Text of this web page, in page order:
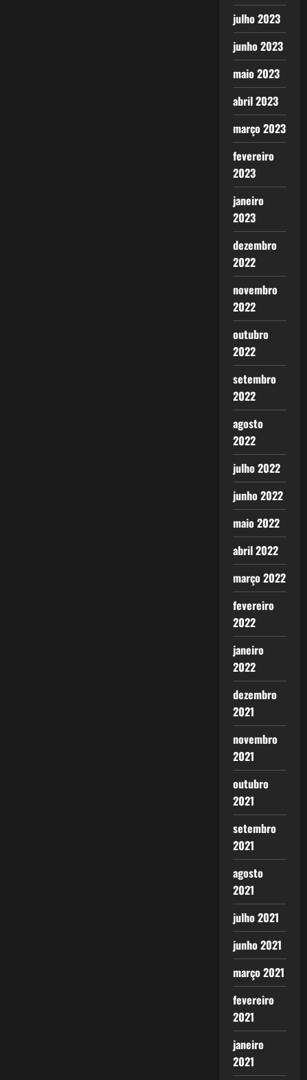
julho 2023
junho 2023
maio 2023
abril 2023
março 2023
fevereiro
2023
janeiro
2023
dezembro
2022
novembro
2022
outubro
2022
setembro
2022
agosto
2022
julho 2022
junho 2022
maio 2022
abril 2022
março 2022
fevereiro
2022
janeiro
2022
dezembro
2021
novembro
2021
outubro
2021
setembro
2021
agosto
2021
julho 2021
junho 2021
março 2021
fevereiro
2021
janeiro
2021